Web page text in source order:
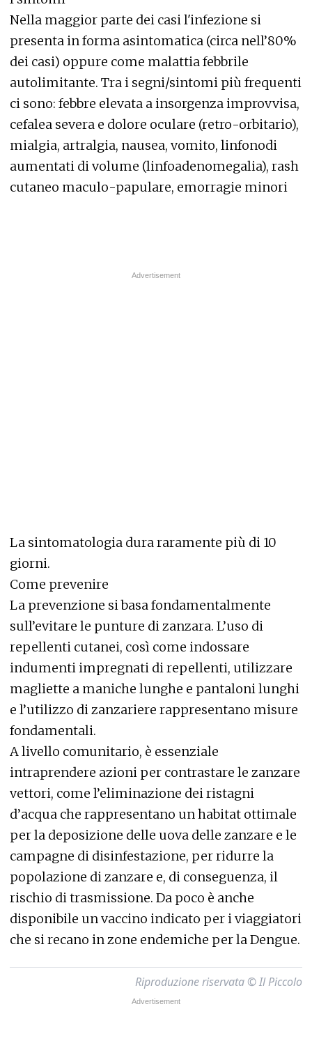
Nella maggior parte dei casi l'infezione si
presenta in forma asintomatica (circa nell’80%
dei casi) oppure come malattia febbrile
autolimitante. Tra i segni/sintomi più frequenti
ci sono: febbre elevata a insorgenza improvvisa,
cefalea severa e dolore oculare (retro-orbitario),
mialgia, artralgia, nausea, vomito, linfonodi
aumentati di volume (linfoadenomegalia), rash
cutaneo maculo-papulare, emorragie minori
La sintomatologia dura raramente più di 10
giorni.
Come prevenire
La prevenzione si basa fondamentalmente
sull’evitare le punture di zanzara. L’uso di
repellenti cutanei, così come indossare
indumenti impregnati di repellenti, utilizzare
magliette a maniche lunghe e pantaloni lunghi
e l’utilizzo di zanzariere rappresentano misure
fondamentali.
A livello comunitario, è essenziale
intraprendere azioni per contrastare le zanzare
vettori, come l’eliminazione dei ristagni
d’acqua che rappresentano un habitat ottimale
per la deposizione delle uova delle zanzare e le
campagne di disinfestazione, per ridurre la
popolazione di zanzare e, di conseguenza, il
rischio di trasmissione. Da poco è anche
disponibile un vaccino indicato per i viaggiatori
che si recano in zone endemiche per la Dengue.
Riproduzione riservata © Il Piccolo